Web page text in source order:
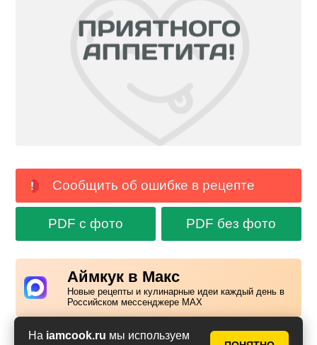
На iamcook.ru мы используем
Сообщить об ошибке в рецепте
PDF с фото PDF без фото
Аймкук в Макс
Новые рецепты и кулинарные идеи каждый день в
Российском мессенджере MAX